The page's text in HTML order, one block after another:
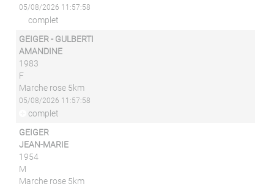
05/08/2026 11:57:58
complet
GEIGER - GULBERTI
AMANDINE
1983
F
Marche rose 5km
05/08/2026 11:57:58
complet
GEIGER
JEAN-MARIE
1954
M
Marche rose 5km